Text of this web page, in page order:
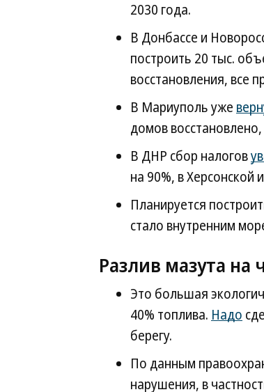
2030 года.
В Донбассе и
построить 20 тыс.
восстановления, все
В Мариуполь уже
домов
В ДНР сбор налогов
на 90%, в
Планируется
стало внутренним
Разлив мазута
Это большая
40% топлива. Надо
берегу.
По данным
нарушения, в